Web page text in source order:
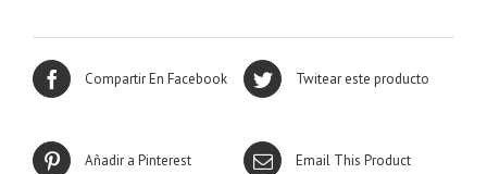
Compartir En Facebook Twitear este producto
Añadir a Pinterest Email This Product